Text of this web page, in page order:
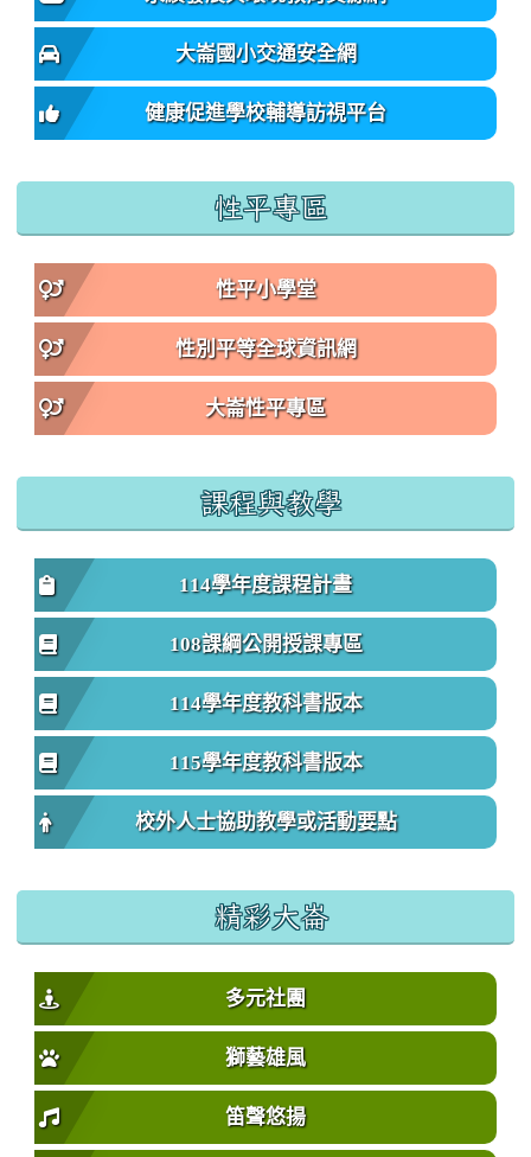
大崙國小交通安全網
健康促進學校輔導訪視平台
性平專區
性平小學堂
性別平等全球資訊網
大崙性平專區
課程與教學
114學年度課程計畫
108課綱公開授課專區
114學年度教科書版本
115學年度教科書版本
校外人士協助教學或活動要點
精彩大崙
多元社團
獅藝雄風
笛聲悠揚